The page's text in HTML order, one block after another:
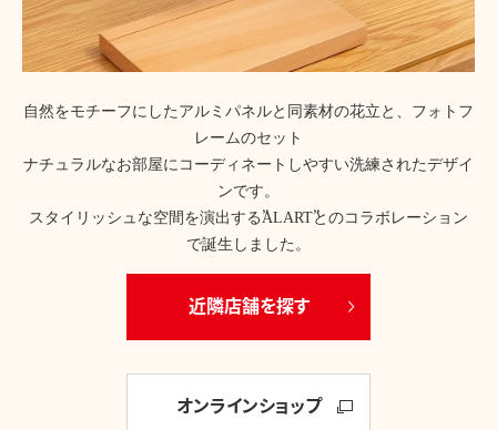
自然をモチーフにしたアルミパネルと同素材の花立と、フォトフ
レームのセット
ナチュラルなお部屋にコーディネートしやすい洗練されたデザイ
ンです。
スタイリッシュな空間を演出する”ALART”とのコラボレーション
で誕生しました。
近隣店舗を探す
オンラインショップ